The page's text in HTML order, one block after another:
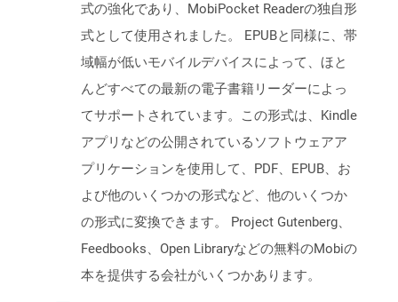
式の強化であり、MobiPocket Readerの独自形
式として使用されました。 EPUBと同様に、帯
域幅が低いモバイルデバイスによって、ほと
んどすべての最新の電子書籍リーダーによっ
てサポートされています。この形式は、Kindle
アプリなどの公開されているソフトウェアア
プリケーションを使用して、PDF、EPUB、お
よび他のいくつかの形式など、他のいくつか
の形式に変換できます。 Project Gutenberg、
Feedbooks、Open Libraryなどの無料のMobiの
本を提供する会社がいくつかあります。